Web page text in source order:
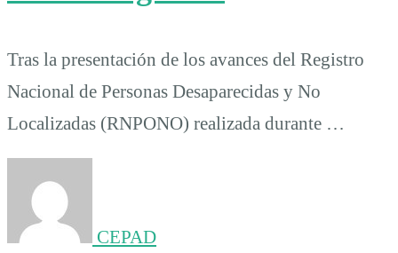
Tras la presentación de los avances del Registro
Nacional de Personas Desaparecidas y No
Localizadas (RNPONO) realizada durante …
CEPAD